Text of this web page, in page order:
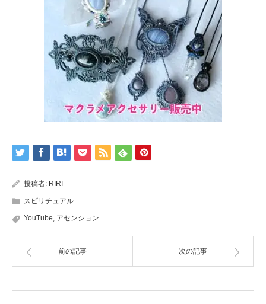
投稿者: RIRI
スピリチュアル
YouTube, アセンション
前の記事 次の記事